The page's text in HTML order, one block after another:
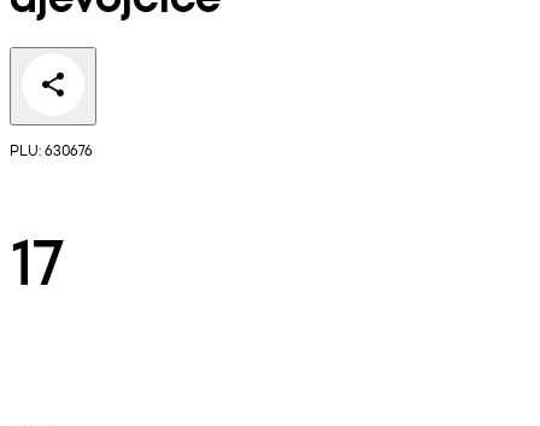
PLU: 630676
17